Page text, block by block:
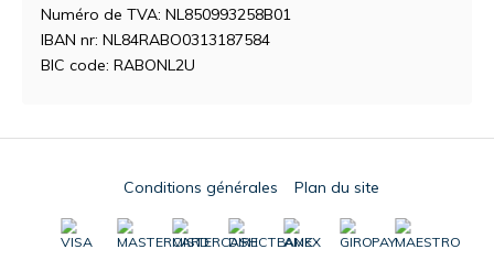
Numéro de TVA: NL850993258B01
IBAN nr: NL84RABO0313187584
BIC code: RABONL2U
Conditions générales Plan du site